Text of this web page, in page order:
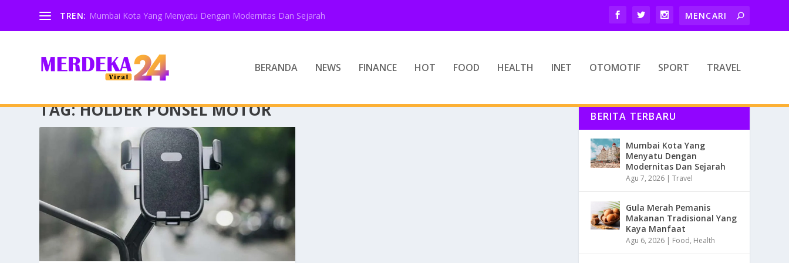
TREN: Mumbai Kota Yang Menyatu Dengan Modernitas Dan Sejarah
BERANDA NEWS FINANCE HOT FOOD HEALTH INET OTOMOTIF SPORT TRAVEL
TAG:HOLDER PONSEL MOTOR BERITA TERBARU
Mumbai Kota Yang
Menyatu Dengan
Modernitas Dan Sejarah
Agu 7, 2026 |Travel
Gula Merah Pemanis
Makanan Tradisional Yang
Kaya Manfaat
Agu 6, 2026 | Food, Health